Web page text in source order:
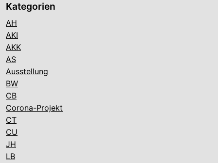
Kategorien
AH
AKI
AKK
AS
Ausstellung
BW
CB
Corona-Projekt
CT
CU
JH
LB